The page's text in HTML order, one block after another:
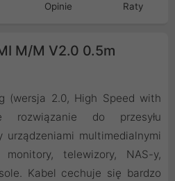
Opinie Raty
M/M V2.0 0.5m
(wersja 2.0, High Speed with
rozwiązanie do przesyłu
urządzeniami multimedialnymi
telewizory, NAS-y,
Kabel cechuje się bardzo